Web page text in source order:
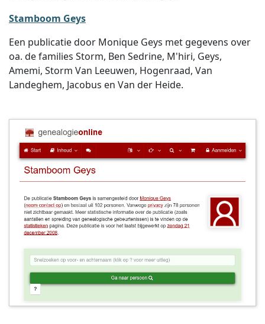
Stamboom Geys
Een publicatie door Monique Geys met gegevens over
oa. de families Storm, Ben Sedrine, M'hiri, Geys,
Amemi, Storm Van Leeuwen, Hogenraad, Van
Landeghem, Jacobus en Van der Heide.